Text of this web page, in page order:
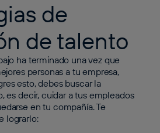
de
de talento
ha terminado una vez que
personas a tu empresa,
esto, debes buscar la
es decir, cuidar a tus empleados
en tu compañía. Te
lograrlo: